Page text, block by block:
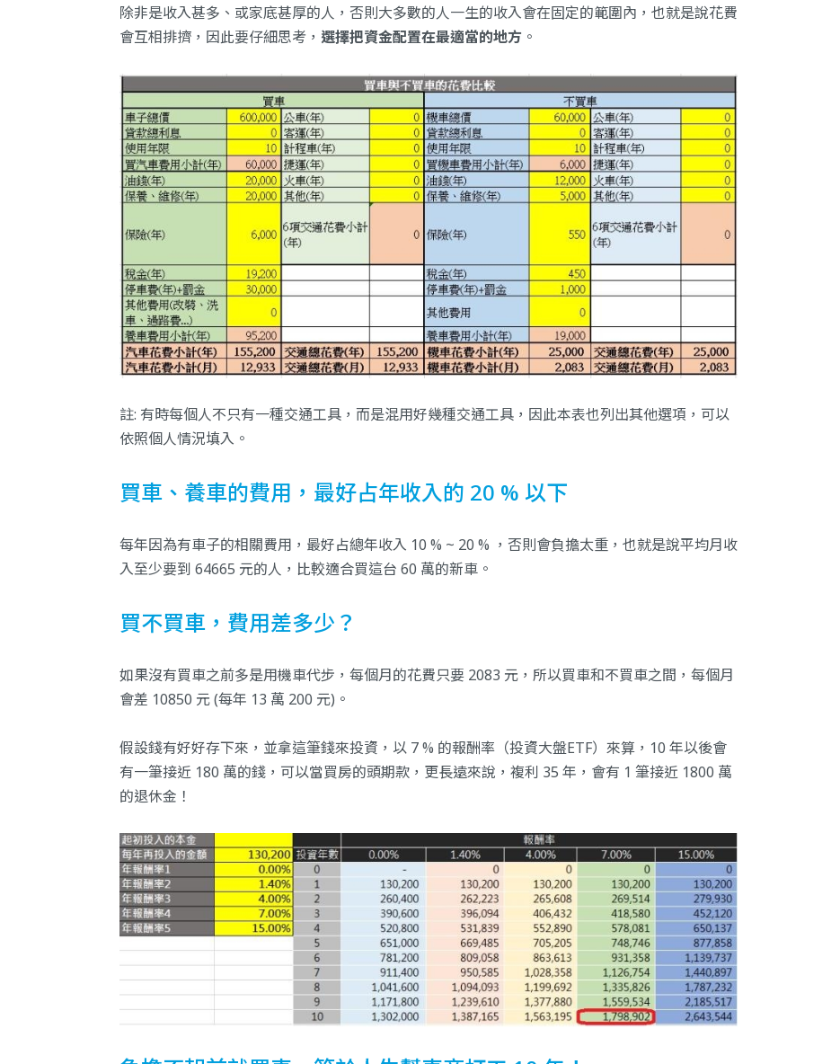
除非是收入甚多、或家底甚厚的人，否則大多數的人一生的收入會在固定的範圍內，也就是說花費
會互相排擠，因此要仔細思考， 選擇把資金配置在最適當的地方 。
註: 有時每個人不只有一種交通工具，而是混用好幾種交通工具，因此本表也列出其他選項，可以
依照個人情況填入。
買車、養車的費用，最好占年收入的 20 % 以下
每年因為有車子的相關費用，最好占總年收入 10 % ~ 20 % ，否則會負擔太重，也就是說平均月收
入至少要到 64665 元的人，比較適合買這台 60 萬的新車。
買不買車，費用差多少？
如果沒有買車之前多是用機車代步，每個月的花費只要 2083 元，所以買車和不買車之間，每個月
會差 10850 元 (每年 13 萬 200 元)。
假設錢有好好存下來，並拿這筆錢來投資，以 7 % 的報酬率（投資大盤ETF）來算，10 年以後會
有一筆接近 180 萬的錢，可以當買房的頭期款，更長遠來說，複利 35 年，會有 1 筆接近 1800 萬
的退休金！